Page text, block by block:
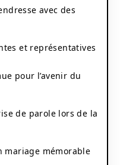
avec des
et représentatives
pour l’avenir du
de parole lors de la
mariage mémorable